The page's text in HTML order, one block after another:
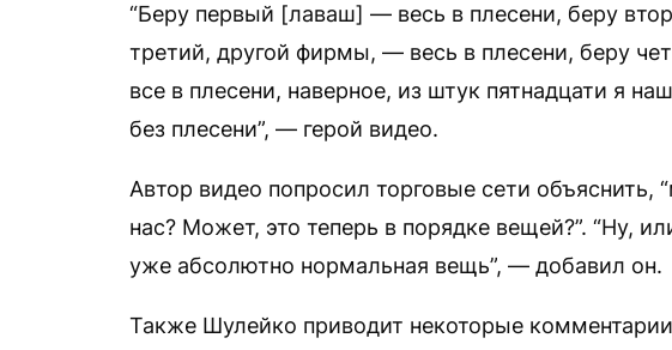
“Беру первый [лаваш] — весь в плесени, беру
третий, другой фирмы, — весь в плесени, беру
все в плесени, наверное, из штук пятнадцати я
без плесени”, — герой видео.
Автор видео попросил торговые сети объяснить,
нас? Может, это теперь в порядке вещей?”. “Ну,
уже абсолютно нормальная вещь”, — добавил он.
Также Шулейко приводит некоторые